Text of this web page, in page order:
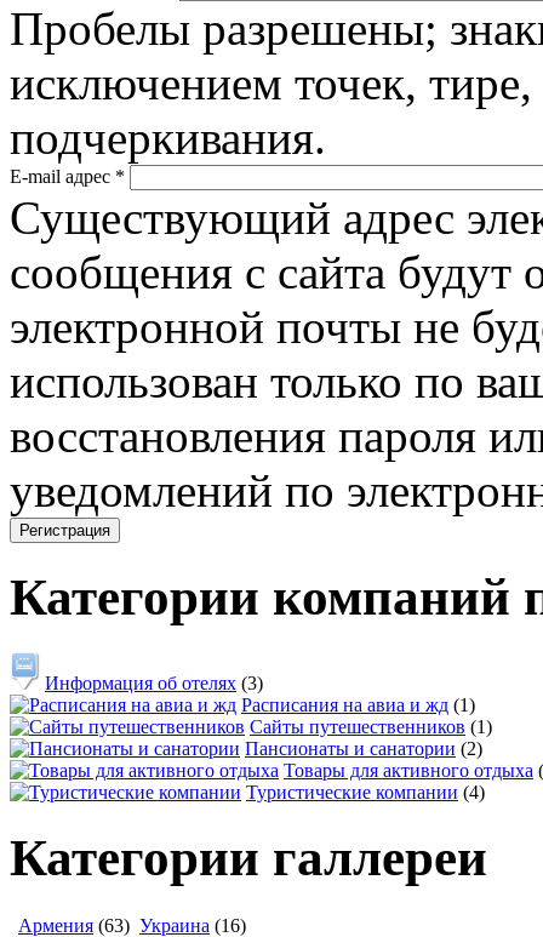
Пробелы разрешены;
исключением точек,
подчеркивания.
E-mail адрес *
Существующий адрес
сообщения с сайта будут
электронной почты не
использован только по
восстановления пароля
уведомлений по
Категории компаний
Информация об отелях (3)
Расписания на авиа и жд (1)
Сайты путешественников (1)
Пансионаты и санатории (2)
Товары для активного отдыха
Туристические компании (4)
Категории галлереи
Армения (63) Украина (16)